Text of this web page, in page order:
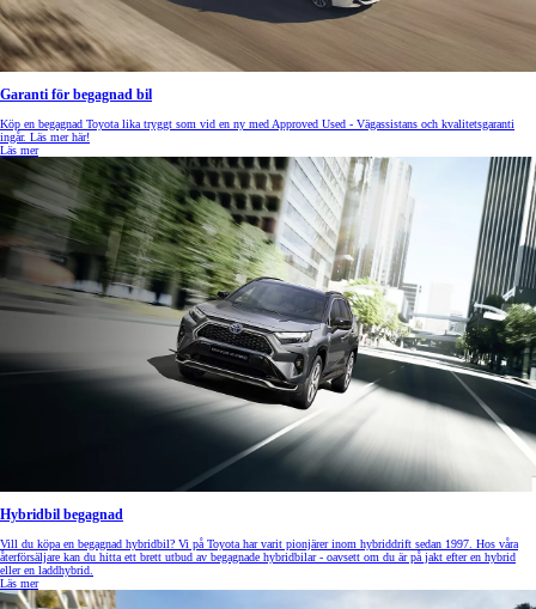
Garanti för begagnad bil
Köp en begagnad Toyota lika tryggt som vid en ny med Approved Used - Vägassistans och kvalitetsgaranti
ingår. Läs mer här!
Läs mer
Hybridbil begagnad
Vill du köpa en begagnad hybridbil? Vi på Toyota har varit pionjärer inom hybriddrift sedan 1997. Hos våra
återförsäljare kan du hitta ett brett utbud av begagnade hybridbilar - oavsett om du är på jakt efter en hybrid
eller en laddhybrid.
Läs mer